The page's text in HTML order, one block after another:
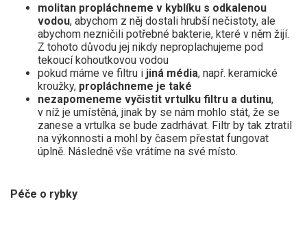
molitan propláchneme v kyblíku s odkalenou
vodou, abychom z něj dostali hrubší nečistoty, ale
abychom nezničili potřebné bakterie, které v něm žijí.
Z tohoto důvodu jej nikdy neproplachujeme pod
tekoucí kohoutkovou vodou
pokud máme ve filtru i jiná média, např. keramické
kroužky, propláchneme je také
nezapomeneme vyčistit vrtulku filtru a dutinu,
v níž je umístěná, jinak by se nám mohlo stát, že se
zanese a vrtulka se bude zadrhávat. Filtr by tak ztratil
na výkonnosti a mohl by časem přestat fungovat
úplně. Následně vše vrátíme na své místo.
Péče o rybky